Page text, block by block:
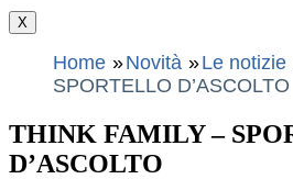
X
Home Novità Le notizie
SPORTELLO D’ASCOLTO
THINK FAMILY –
D’ASCOLTO